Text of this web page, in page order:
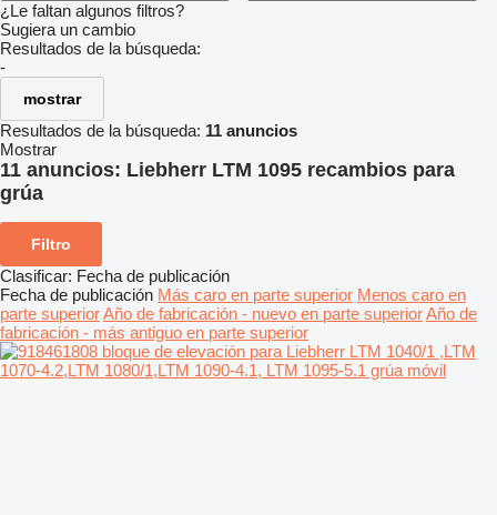
¿Le faltan algunos filtros?
Sugiera un cambio
Resultados de la búsqueda:
-
mostrar
Resultados de la búsqueda: 11 anuncios
Mostrar
11 anuncios: Liebherr LTM 1095 recambios para
grúa
Filtro
Clasificar: Fecha de publicación
Fecha de publicación Más caro en parte superior Menos caro en
parte superiorAño de fabricación - nuevo en parte superiorAño de
fabricación - más antiguo en parte superior